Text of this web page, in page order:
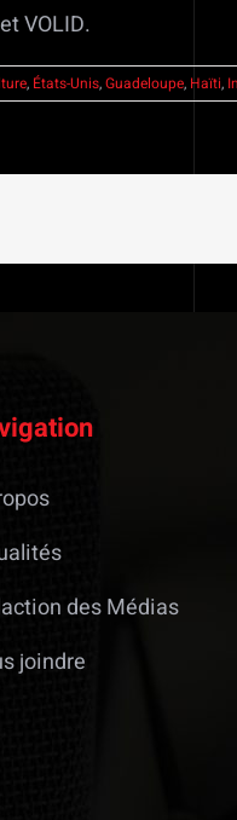
VOLID.
, États-Unis,Guadeloupe, Haïti,
des Médias
joindre